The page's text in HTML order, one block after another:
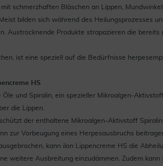
schmerzhaften Bläschen an Lippen,
bilden sich während des Heilungsprozesses
Austrocknende Produkte strapazieren die bereits
ist eine speziell auf die Bedürfnisse
HS
und Spiralin, ein spezieller Mikroalgen-
die Lippen.
der enthaltene Mikroalgen-Aktivstoff
zur Vorbeugung eines Herpesausbruchs
kann ilon Lippencreme HS die
weitere Ausbreitung einzudämmen. Zudem